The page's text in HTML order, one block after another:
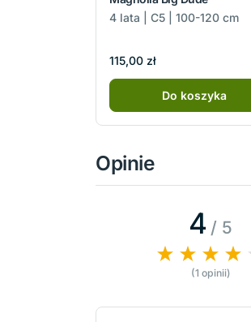
4 lata | C5 | 100-120 cm
115,00 zł
Do koszyka
Opinie
4 / 5
(1 opinii)